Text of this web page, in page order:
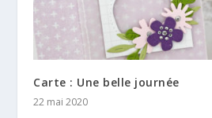
Carte : Une belle journée
22 mai 2020